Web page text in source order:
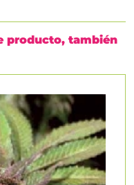
producto, también